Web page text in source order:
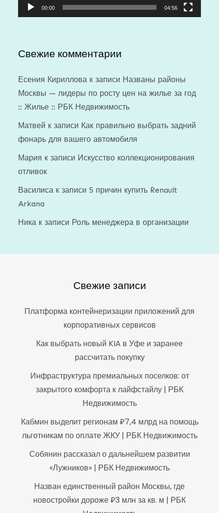
00:00 04:56
Свежие комментарии
Есения Кириллова к записи Названы районы
Москвы — лидеры по росту цен на жилье за год
:: Жилье :: РБК Недвижимость
Матвей к записи Как правильно выбрать задний
фонарь для вашего автомобиля
Мария к записи Искусство коллекционирования
отливок
Василиса к записи 5 причин купить Renault
Arkana
Ника к записи Роль менеджера в организации
Свежие записи
Платформа контейнеризации приложений для
корпоративных сервисов
Как выбрать новый KIA в Уфе и заранее
рассчитать покупку
Инфраструктура премиальных поселков: от
закрытого комфорта к лайфстайлу | РБК
Недвижимость
Кабмин выделит регионам ₽7,4 млрд на помощь
льготникам по оплате ЖКУ | РБК Недвижимость
Собянин рассказал о дальнейшем развитии
«Лужников» | РБК Недвижимость
Назван единственный район Москвы, где
новостройки дороже ₽3 млн за кв. м | РБК